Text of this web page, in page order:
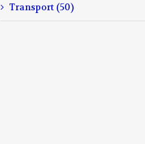
Transport (50)